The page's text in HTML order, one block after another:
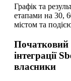
Графік та
етапами на 30,
містом та
Початковий
інтеграції
власники